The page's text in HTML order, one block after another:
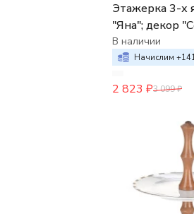
Этажерка 3-х
"Яна"; декор
мрамор с
В наличии
Начислим +
2 823 ₽3 099₽